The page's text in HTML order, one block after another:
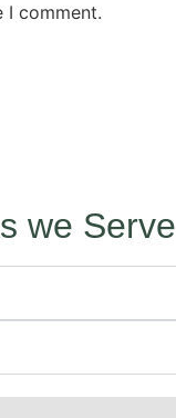
I comment.
we Serve